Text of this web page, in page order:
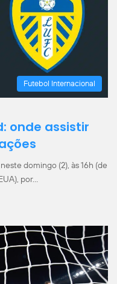
Futebol Internacional
onde assistir
domingo (2), às 16h (de
por…